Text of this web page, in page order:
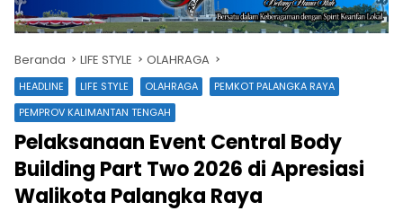
Beranda LIFE STYLE OLAHRAGA
HEADLINE LIFE STYLE OLAHRAGA
PEMKOT PALANGKA RAYA
PEMPROV KALIMANTAN TENGAH
Pelaksanaan Event Central Body
Building Part Two 2026 di Apresiasi
Walikota Palangka Raya